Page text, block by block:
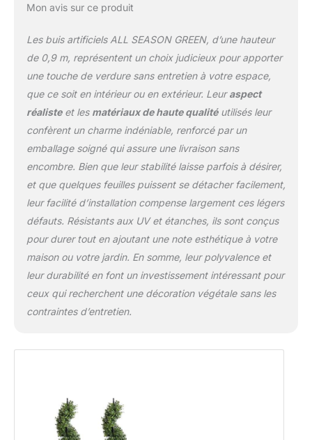
Mon avis sur ce produit
Les buis artificiels ALL SEASON GREEN, d’une hauteur
de 0,9 m, représentent un choix judicieux pour apporter
une touche de verdure sans entretien à votre espace,
que ce soit en intérieur ou en extérieur. Leuraspect
réalisteet les matériaux de haute qualitéutilisés leur
confèrent un charme indéniable, renforcé par un
emballage soigné qui assure une livraison sans
encombre. Bien que leur stabilité laisse parfois à désirer,
et que quelques feuilles puissent se détacher facilement,
leur facilité d’installation compense largement ces légers
défauts. Résistants aux UV et étanches, ils sont conçus
pour durer tout en ajoutant une note esthétique à votre
maison ou votre jardin. En somme, leur polyvalence et
leur durabilité en font un investissement intéressant pour
ceux qui recherchent une décoration végétale sans les
contraintes d’entretien.